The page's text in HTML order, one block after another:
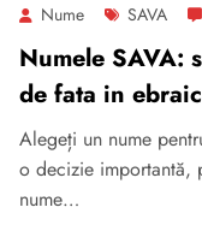
Nume SAVA
Numele SAVA:
de fata in
Alegeți un nume
o decizie importantă,
nume…